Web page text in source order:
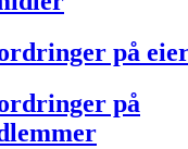
på
på